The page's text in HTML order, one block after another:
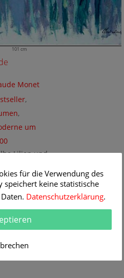
101 cm
Monet
,
,
um
Lilien und
x 101 cm
Gemälde
für die Verwendung des
speichert keine statistische
Datenschutzerklärung.